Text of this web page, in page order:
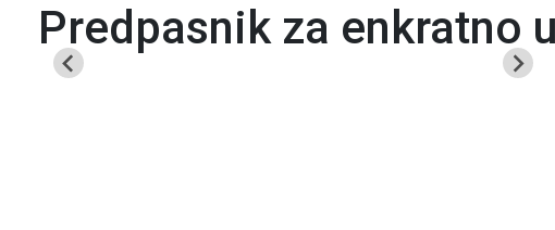
Predpasnik za enkratno